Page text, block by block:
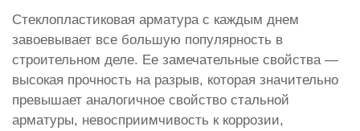
Стеклопластиковая арматура с каждым днем
завоевывает все большую популярность в
строительном деле. Ее замечательные свойства —
высокая прочность на разрыв, которая значительно
превышает аналогичное свойство стальной
арматуры, невосприимчивость к коррозии,